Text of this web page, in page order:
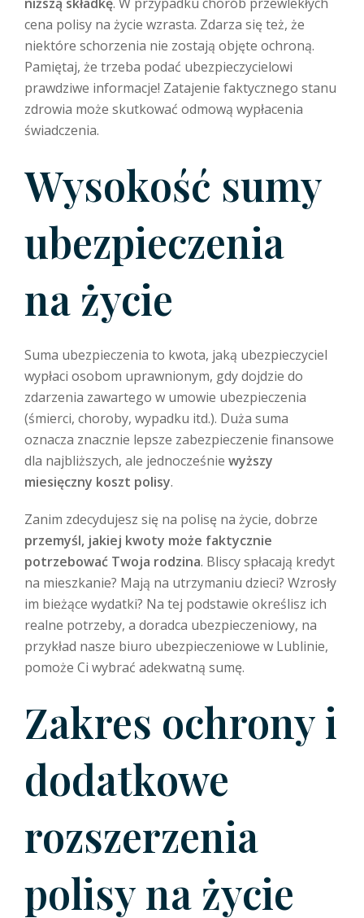
cena polisy na życie wzrasta. Zdarza się też, że
niektóre schorzenia nie zostają objęte ochroną.
Pamiętaj, że trzeba podać ubezpieczycielowi
prawdziwe informacje! Zatajenie faktycznego stanu
zdrowia może skutkować odmową wypłacenia
świadczenia.
Wysokość sumy
ubezpieczenia
na życie
Suma ubezpieczenia to kwota, jaką ubezpieczyciel
wypłaci osobom uprawnionym, gdy dojdzie do
zdarzenia zawartego w umowie ubezpieczenia
(śmierci, choroby, wypadku itd.). Duża suma
oznacza znacznie lepsze zabezpieczenie finansowe
dla najbliższych, ale jednocześnie wyższy
miesięczny koszt polisy.
Zanim zdecydujesz się na polisę na życie, dobrze
przemyśl, jakiej kwoty może faktycznie
potrzebować Twoja rodzina. Bliscy spłacają kredyt
na mieszkanie? Mają na utrzymaniu dzieci? Wzrosły
im bieżące wydatki? Na tej podstawie określisz ich
realne potrzeby, a doradca ubezpieczeniowy, na
przykład nasze biuro ubezpieczeniowe w Lublinie,
pomoże Ci wybrać adekwatną sumę.
Zakres ochrony i
dodatkowe
rozszerzenia
polisy na życie